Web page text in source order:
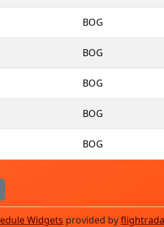
BOG
BOG
BOG
BOG
BOG
Widgets provided by